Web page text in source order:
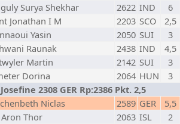
Surya Shekhar 2622 IND
6
Jonathan I M 2203 SCO
2,5
Yasin 2050 SUI
3
Raunak 2438 IND
4,5
Martin 2142 SUI
3
Dorina 2064 HUN
3
2308 GER Rp:2386 Pkt. 2,5
Niclas 2589 GER
5,5
Thor 2063 ISL
2